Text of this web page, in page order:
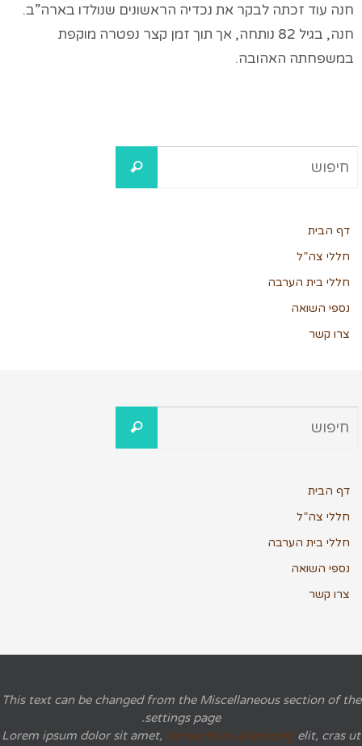
חנה עוד זכתה לבקר את נכדיה הראשונים שנולדו בארה”ב.
חנה, בגיל 82 נותחה, אך תוך זמן קצר נפטרה מוקפת
במשפחתה האהובה.
דף הבית
חללי צה”ל
חללי בית הערבה
נספי השואה
צרו קשר
דף הבית
חללי צה”ל
חללי בית הערבה
נספי השואה
צרו קשר
This text can be changed from the Miscellaneous section of the
settings page.
Lorem ipsum dolor sit amet, consectetur adipiscingelit, cras ut